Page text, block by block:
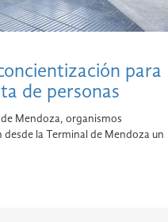
para
de personas
Mendoza, organismos
la Terminal de Mendoza un